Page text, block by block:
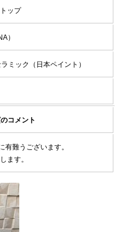
ップ
）
ミック（日本ペイント）
コメント
難うございます。
ます。